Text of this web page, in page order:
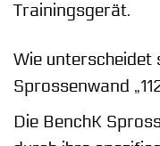
Trainingsgerät.
Wie unterscheidet
Sprossenwand
Die BenchK